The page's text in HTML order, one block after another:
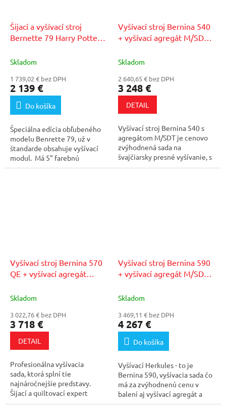
Šijací a vyšívací stroj
Bernette 79 Harry Potter
našom autorizovanom
Skladom
1 739,02 € bez DPH
2 139 €
Do košíka
Špeciálna edícia obľubeného
modelu Benrette 79, už v
štandarde obsahuje vyšívací
modul. Má 5" farebnú
dotykovú...
Vyšívací stroj Bernina 540
+ vyšívací agregát M/SDT
našom autorizovanom
Skladom
2 640,65 € bez DPH
3 248 €
DETAIL
Vyšívací stroj Bernina 540 s
agregátom M/SDT je cenovo
zvýhodnená sada na
švajčiarsky presné vyšívanie, s
robustnou...
Vyšívací stroj Bernina 570
QE + vyšívací agregát
kupón v našom
Skladom
3 022,76 € bez DPH
3 718 €
DETAIL
Profesionálna vyšívacia
sada, ktorá splní tie
najnáročnejšie predstavy.
Šijací a quiltovací expert
Bernina 570 QE, ktorý...
Vyšívací stroj Bernina 590
+ vyšívací agregát M/SDT
našom autorizovanom
Skladom
3 469,11 € bez DPH
4 267 €
Do košíka
Vyšívací Herkules - to je
Bernina 590, vyšívacia sada čo
má za zvýhodnenú cenu v
balení aj vyšívací agregát a
BSR pätku v...